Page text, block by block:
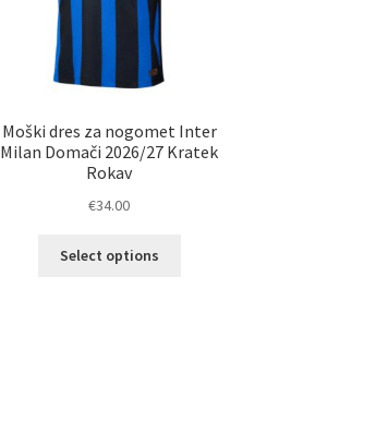
Moški dres za nogomet Inter
Milan Domači 2026/27 Kratek
Rokav
€34.00
Select options